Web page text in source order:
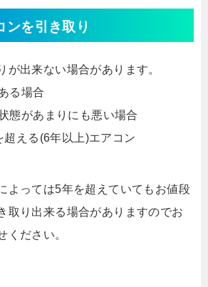
ンを引き取り
が出来ない場合があります。
る場合
態があまりにも悪い場合
える(6年以上)エアコン
よっては5年を超えていてもお値段
取り出来る場合がありますのでお
ください。